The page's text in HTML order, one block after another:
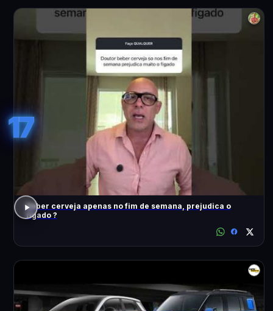
17
Beber cerveja apenas no fim de semana, prejudica o
fígado ?